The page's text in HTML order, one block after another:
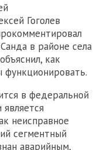
Гоголев
в районе села
как
в федеральной
неисправное
сегментный
аварийным,